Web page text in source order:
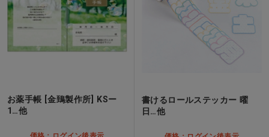
お薬手帳 [金鵄製作所] KSー
1…他
書けるロールステッカー 曜
日…他